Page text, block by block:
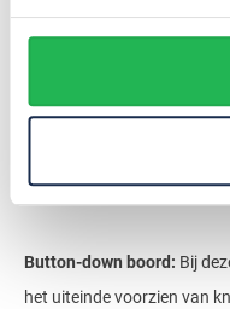
spread en de standaard
elkaar dan bij een
spread boord. Dit maakt
voor zowel formele als
Button-down boord: Bij
het uiteinde voorzien van